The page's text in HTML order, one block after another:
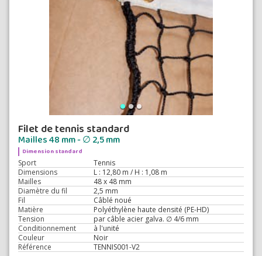
Filet de tennis standard
Mailles 48 mm - ∅ 2,5 mm
Dimension standard
Sport
Tennis
Dimensions
L : 12,80 m / H : 1,08 m
Mailles
48 x 48 mm
Diamètre du fil
2,5 mm
Fil
Câblé noué
Matière
Polyéthylène haute densité (PE-HD)
Tension
par câble acier galva. ∅ 4/6 mm
Conditionnement
à l'unité
Couleur
Noir
Référence
TENNIS001-V2